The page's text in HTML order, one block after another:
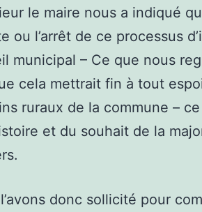
le maire nous a indiqué
ou l’arrêt de ce processus
municipal – Ce que nous
cela mettrait fin à tout
ruraux de la commune –
et du souhait de la
donc sollicité pour